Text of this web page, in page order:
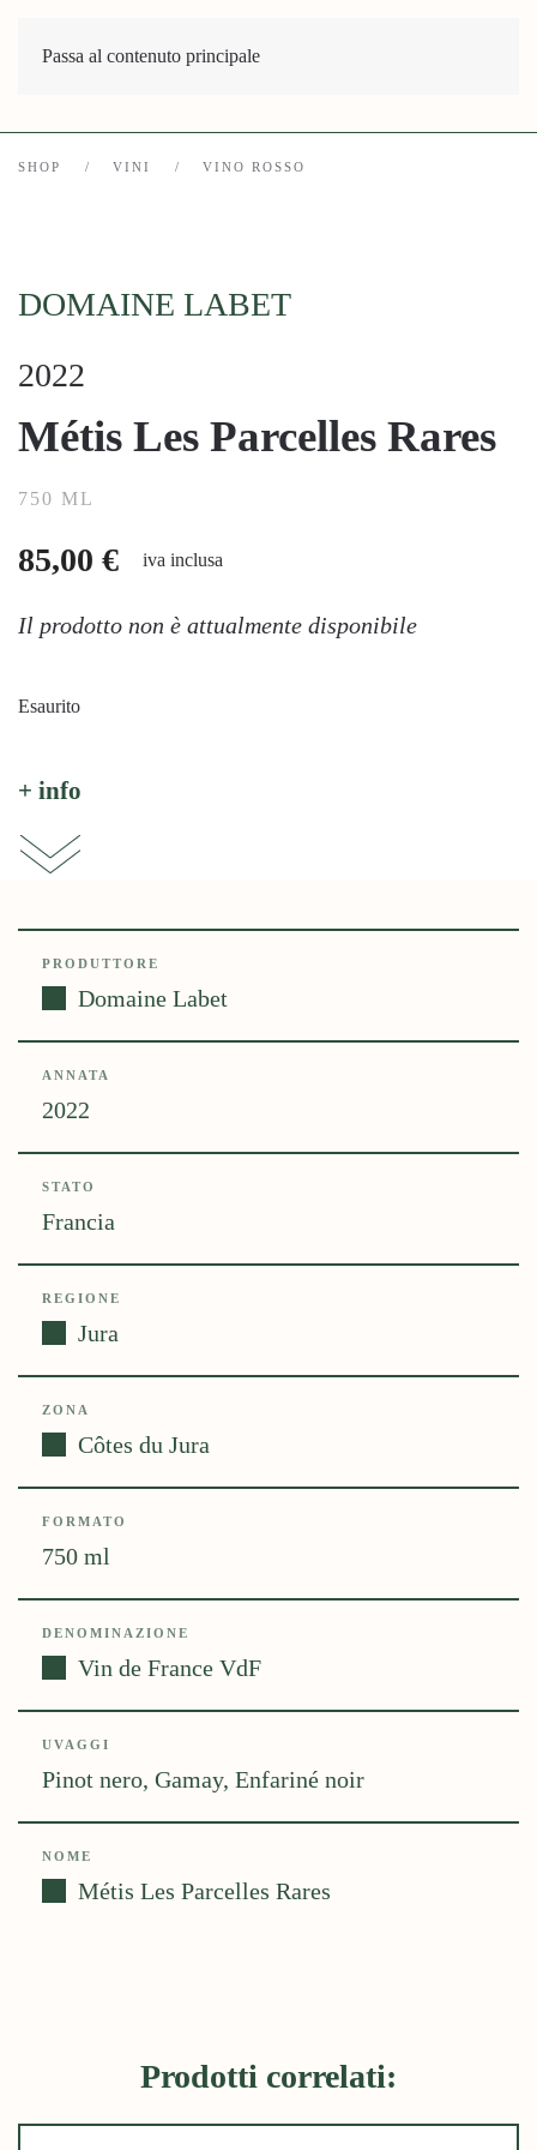
Passa al contenuto principale
SHOP VINI VINO ROSSO
DOMAINE LABET
2022
Métis Les Parcelles Rares
750 ML
85,00 € iva inclusa
Il prodotto non è attualmente disponibile
Esaurito
+ info
PRODUTTORE
Domaine Labet
ANNATA
2022
STATO
Francia
REGIONE
Jura
ZONA
Côtes du Jura
FORMATO
750 ml
DENOMINAZIONE
Vin de France VdF
UVAGGI
Pinot nero, Gamay, Enfariné noir
NOME
Métis Les Parcelles Rares
Prodotti correlati: